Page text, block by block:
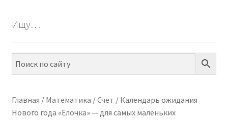
ПО НАВЫКАМ
МЕТОДИКИ
Ищу…
Главная / Математика /Счет / Календарь ожидания
Нового года «Ёлочка» — для самых маленьких